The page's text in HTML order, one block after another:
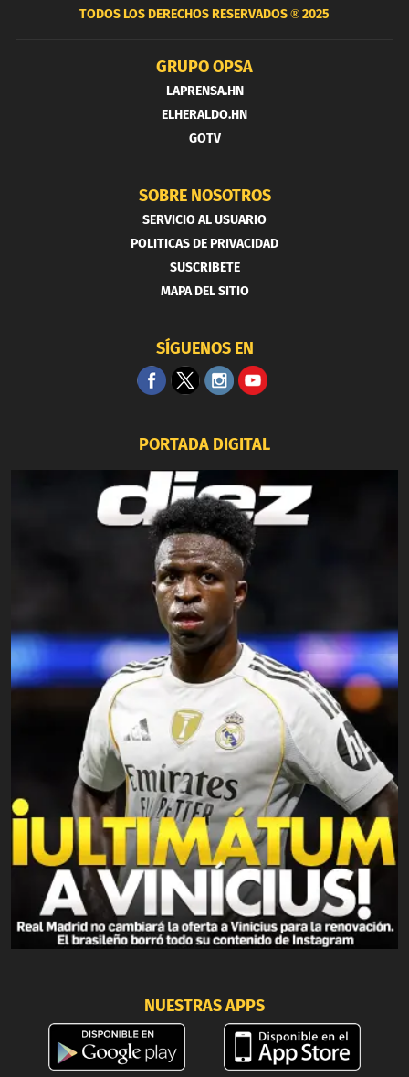
TODOS LOS DERECHOS RESERVADOS ®2025
GRUPO OPSA
LAPRENSA.HN
ELHERALDO.HN
GOTV
SOBRE NOSOTROS
SERVICIO AL USUARIO
POLITICAS DE PRIVACIDAD
SUSCRIBETE
MAPA DEL SITIO
SÍGUENOS EN
PORTADA DIGITAL
NUESTRAS APPS